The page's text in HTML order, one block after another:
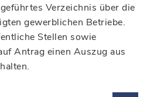
Verzeichnis über die
gewerblichen Betriebe.
Stellen sowie
Antrag einen Auszug aus